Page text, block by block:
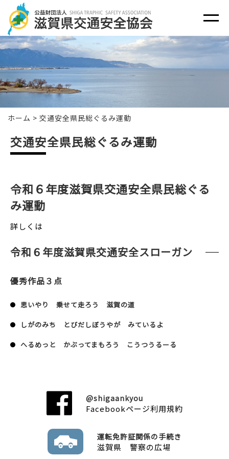
ホーム > 交通安全県民総ぐるみ運動
交通安全県民総ぐるみ運動
令和６年度滋賀県交通安全県民総ぐる
み運動
詳しくは
令和６年度滋賀県交通安全スローガン
優秀作品３点
思いやり 乗せて走ろう 滋賀の道
しがのみち とびだしぼうやが みているよ
へるめっと かぶってまもろう こうつうるーる
@shigaankyou
Facebookページ利用規約
運転免許証関係の手続き
滋賀県 警察の広場